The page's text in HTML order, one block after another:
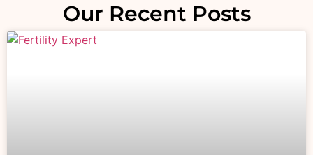
Our Recent Posts